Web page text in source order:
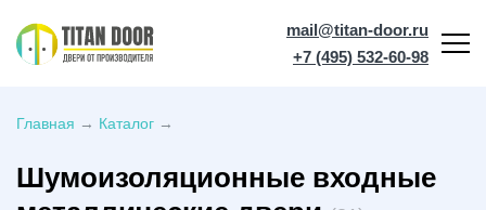
mail@titan-door.ru
+7 (495) 532-60-98
Главная → Каталог →
Шумоизоляционные входные